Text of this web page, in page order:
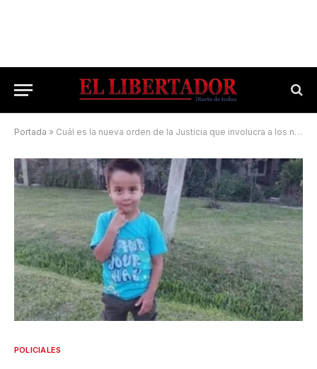
Portada » Cuál es la nueva orden de la Justicia que involucra a los niños que estuvieron con Loan
POLICIALES